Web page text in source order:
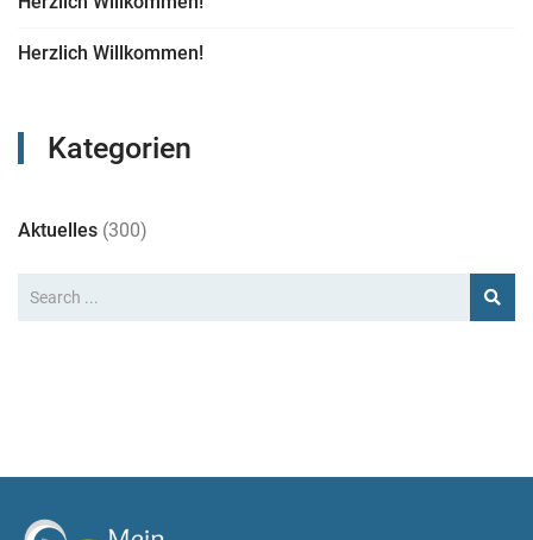
Herzlich Willkommen!
Kategorien
Aktuelles (300)